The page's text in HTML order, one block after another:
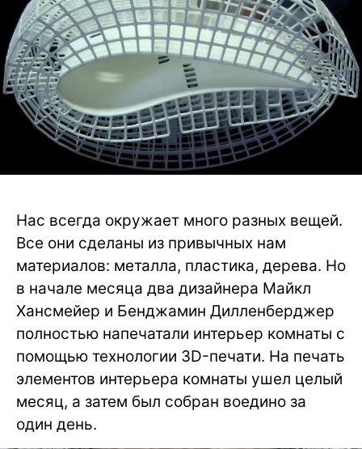
Нас всегда окружает много разных вещей.
Все они сделаны из привычных нам
материалов: металла, пластика, дерева. Но
в начале месяца два дизайнера Майкл
Хансмейер и Бенджамин Дилленберджер
полностью напечатали интерьер комнаты с
помощью технологии 3D-печати. На печать
элементов интерьера комнаты ушел целый
месяц, а затем был собран воедино за
один день.